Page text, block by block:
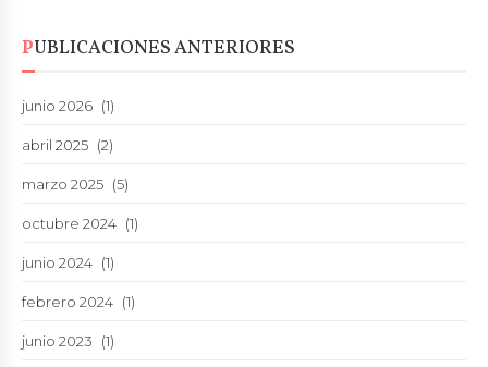
PUBLICACIONES ANTERIORES
junio 2026 (1)
abril 2025 (2)
marzo 2025 (5)
octubre 2024 (1)
junio 2024 (1)
febrero 2024 (1)
junio 2023 (1)